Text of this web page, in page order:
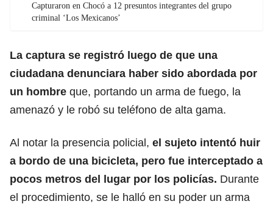
Capturaron en Chocó a 12 presuntos integrantes del grupo
criminal ‘Los Mexicanos’
La captura se registró luego de que una
ciudadana denunciara haber sido abordada por
un hombre que, portando un arma de fuego, la
amenazó y le robó su teléfono de alta gama.
Al notar la presencia policial, el sujeto intentó huir
a bordo de una bicicleta, pero fue interceptado a
pocos metros del lugar por los policías. Durante
el procedimiento, se le halló en su poder un arma